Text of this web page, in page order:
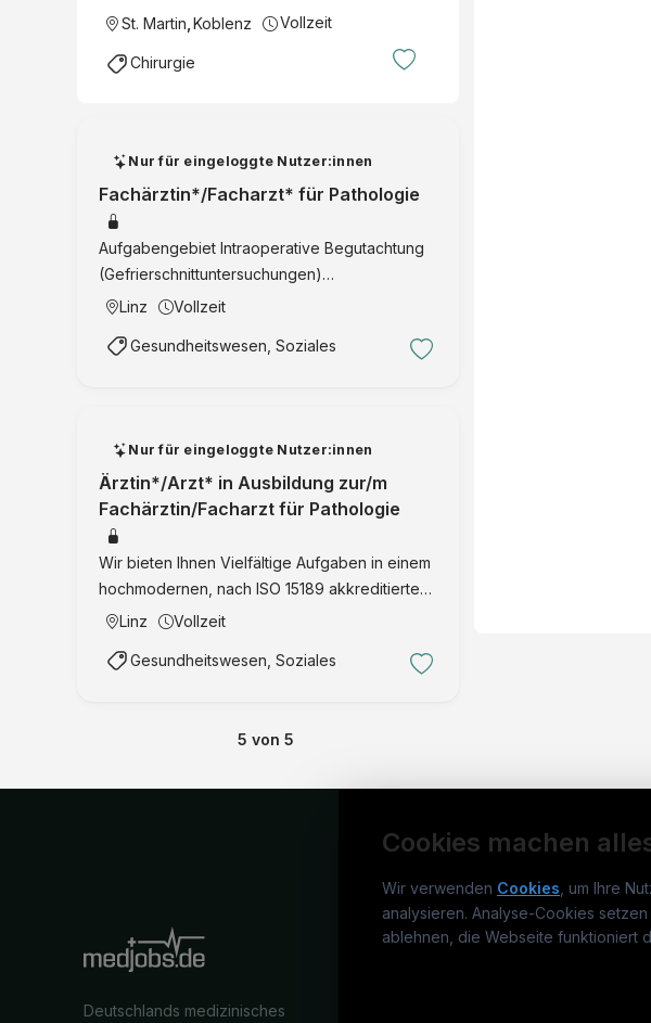
St. Martin Koblenz Vollzeit
Chirurgie
Nur für eingeloggte Nutzer:innen
Fachärztin*/Facharzt* für Pathologie
Aufgabengebiet Intraoperative Begutachtung
(Gefrierschnittuntersuchungen)
Makroskopische und histologische
Operationspräparaten und Biopsien
Linz Vollzeit
Gesundheitswesen, Soziales
Nur für eingeloggte Nutzer:innen
Ärztin*/Arzt* in Ausbildung zur/m
Fachärztin/Facharzt für Pathologie
Wir bieten Ihnen Vielfältige Aufgaben in einem
hochmodernen, nach ISO 15189 akkreditierten
Labor Option zur Nutzung von
Zahlreiche Möglichkeiten zur Fort- und
Linz Vollzeit
Gesundheitswesen, Soziales
5 von 5
Cookies machen
Wir verwenden Cookies, um Ihre
analysieren. Analyse-Cookies setzen
ablehnen, die Webseite funktioniert
Deutschlands medizinisches
medjobs.de